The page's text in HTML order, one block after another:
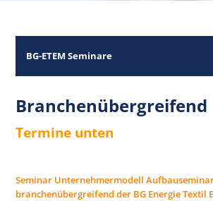
BG-ETEM Seminare
Branchenübergreifend
Termine unten
Seminar Unternehmermodell
branchenübergreifend der BG Energie Textil